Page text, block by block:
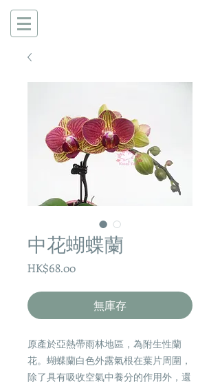
中花蝴蝶蘭
HK$68.00價
無庫存
原產於亞熱帶雨林地區，為附生性蘭
花。蝴蝶蘭白色外露氣根在葉片周圍，
除了具有吸收空氣中養分的作用外，還